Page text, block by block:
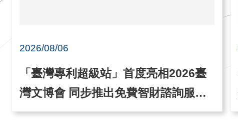
2026/08/06
「臺灣專利超級站」首度亮相2026臺
灣文博會 同步推出免費智財諮詢服務
與專題講座